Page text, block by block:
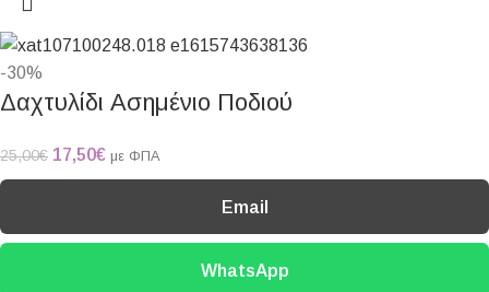
-30%
Δαχτυλίδι Ασημένιο Ποδιού
25,00€ 17,50€ με ΦΠΑ
Email
WhatsApp